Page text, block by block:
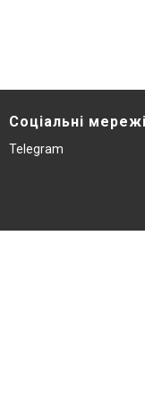
Соціальні мережі
Telegram